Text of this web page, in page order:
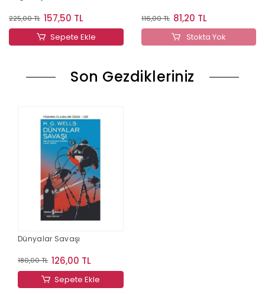
225,00 TL 157,50 TL
Sepete Ekle
116,00 TL 81,20 TL
Stokta Yok
Son Gezdikleriniz
Dünyalar Savaşı
180,00 TL 126,00 TL
Sepete Ekle